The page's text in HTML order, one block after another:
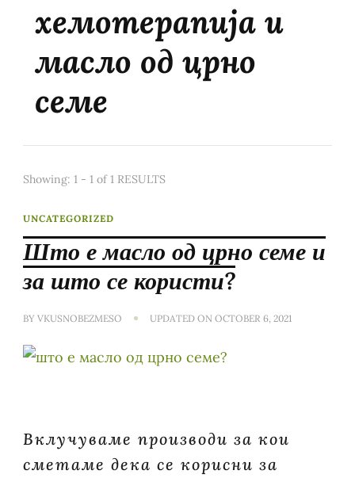
хемотерапија и
масло од црно
семе
Showing: 1 - 1 of 1 RESULTS
UNCATEGORIZED
Што е масло од црно семе и
за што се користи?
BY VKUSNOBEZMESO UPDATED ON OCTOBER 6, 2021
Вклучуваме производи за кои
сметаме дека се корисни за